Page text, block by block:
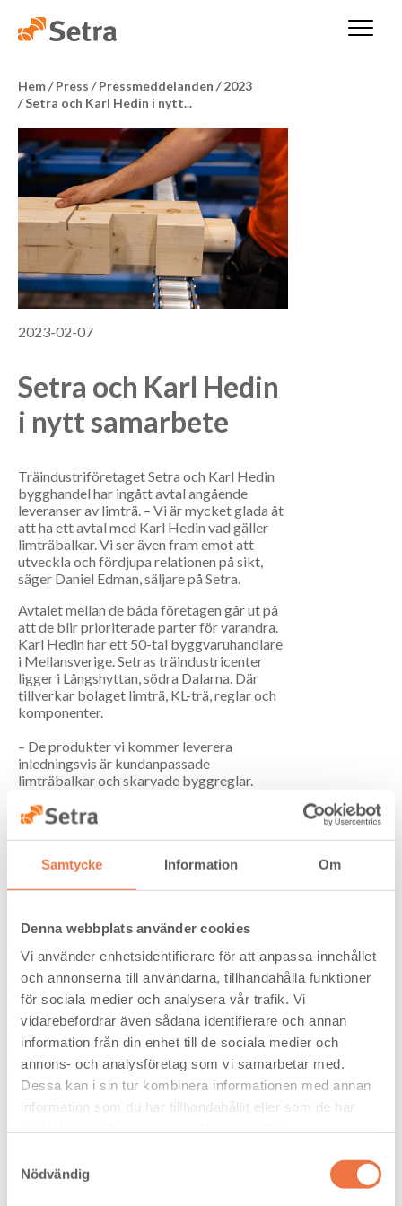
Samtycke Information Om
Denna webbplats använder cookies
Vi använder enhetsidentifierare för att anpassa innehållet
och annonserna till användarna, tillhandahålla funktioner
för sociala medier och analysera vår trafik. Vi
vidarebefordrar även sådana identifierare och annan
information från din enhet till de sociala medier och
annons- och analysföretag som vi samarbetar med.
Dessa kan i sin tur kombinera informationen med annan
information som du har tillhandahållit eller som de har
Nödvändig
Hem/ Press / Pressmeddelanden / 2023
/Setra och Karl Hedin i nytt...
2023-02-07
Setra och Karl Hedin
i nytt samarbete
Träindustriföretaget Setra och Karl Hedin
bygghandel har ingått avtal angående
leveranser av limträ. – Vi är mycket glada åt
att ha ett avtal med Karl Hedin vad gäller
limträbalkar. Vi ser även fram emot att
utveckla och fördjupa relationen på sikt,
säger Daniel Edman, säljare på Setra.
Avtalet mellan de båda företagen går ut på
att de blir prioriterade parter för varandra.
Karl Hedin har ett 50-tal byggvaruhandlare
i Mellansverige. Setras träindustricenter
ligger i Långshyttan, södra Dalarna. Där
tillverkar bolaget limträ, KL-trä, reglar och
komponenter.
– De produkter vi kommer leverera
inledningsvis är kundanpassade
limträbalkar och skarvade byggreglar.
samarbetet kan utökas, säger Daniel
På Karl Hedin ser man stora fördelar med
Johan Davidsson är ansvarig för inköp av
partnerskap för att kunna trygga
leveranserna till våra kunder. Vad gäller
limträbalk är det företrädesvis små och
medelstora byggfirmor som beställer
kundanpassade balkar. Setra är en
kompetent och trygg leverantör. Dessutom
ligger Långshyttan rent geografiskt väldigt
bra till för transporter till vårt lager i
Krylbo, säger Johan Davidsson.
De korta transportvägarna bidrar till en
– Det ger kortare transporter och mindre